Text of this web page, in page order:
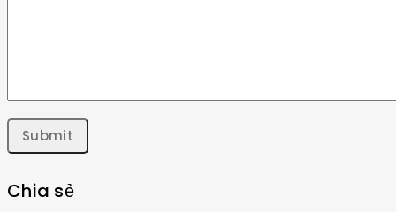
Chia sẻ